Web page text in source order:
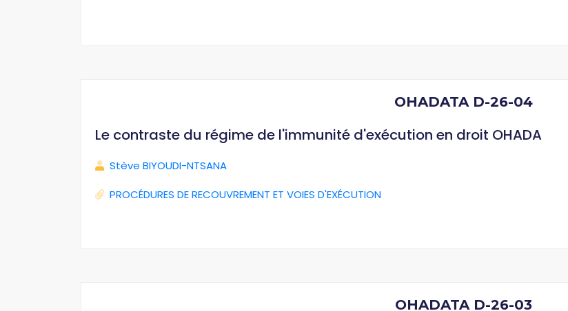
OHADATA D-26-04
Le contraste du régime de l'immunité d'exécution en droit OHADA
Stève BIYOUDI-NTSANA
PROCÉDURES DE RECOUVREMENT ET VOIES D'EXÉCUTION
OHADATA D-26-03